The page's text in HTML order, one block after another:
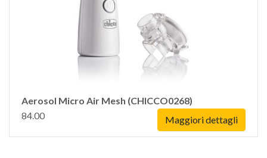
Aerosol Micro Air Mesh (CHICCO0268)
84.00
Maggiori dettagli